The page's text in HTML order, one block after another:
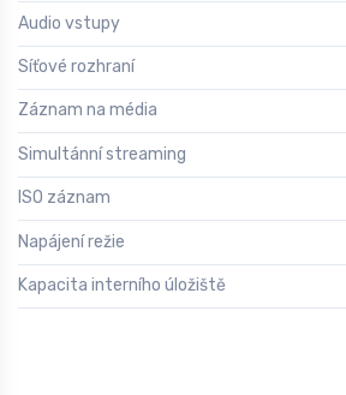
Audio vstupy
Síťové rozhraní
Záznam na média
Simultánní streaming
ISO záznam
Napájení režie
Kapacita interního úložiště